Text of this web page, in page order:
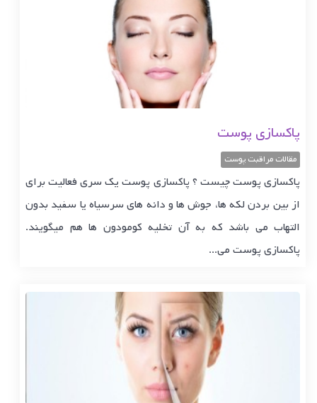
پاکسازی پوست
مقالات مراقبت پوست
پاکسازی پوست چیست ؟ پاکسازی پوست یک سری فعالیت برای
از بین بردن لکه ها، جوش ها و دانه های سرسیاه یا سفید بدون
التهاب می باشد که به آن تخلیه کومودون ها هم میگویند.
پاکسازی پوست می...